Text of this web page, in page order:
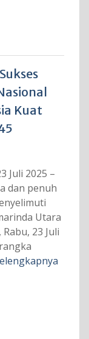
Kuat
Juli 2025 –
dan penuh
Utara
23 Juli